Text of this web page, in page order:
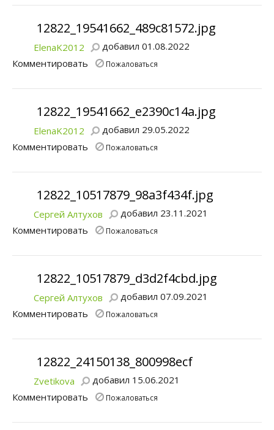
12822_19541662_489c81572.jpg
ElenaK2012
добавил 01.08.2022
Комментировать
Пожаловаться
12822_19541662_e2390c14a.jpg
ElenaK2012
добавил 29.05.2022
Комментировать
Пожаловаться
12822_10517879_98a3f434f.jpg
Сергей Алтухов
добавил 23.11.2021
Комментировать
Пожаловаться
12822_10517879_d3d2f4cbd.jpg
Сергей Алтухов
добавил 07.09.2021
Комментировать
Пожаловаться
12822_24150138_800998ecf
Zvetikova
добавил 15.06.2021
Комментировать
Пожаловаться